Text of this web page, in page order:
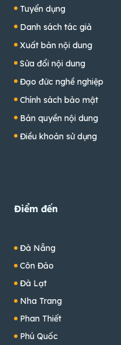
Tuyển dụng
Danh sách tác giả
Xuất bản nội dung
Sửa đổi nội dung
Đạo đức nghề nghiệp
Chính sách bảo mật
Bản quyền nội dung
Điều khoản sử dụng
Điểm đến
Đà Nẵng
Côn Đảo
Đà Lạt
Nha Trang
Phan Thiết
Phú Quốc